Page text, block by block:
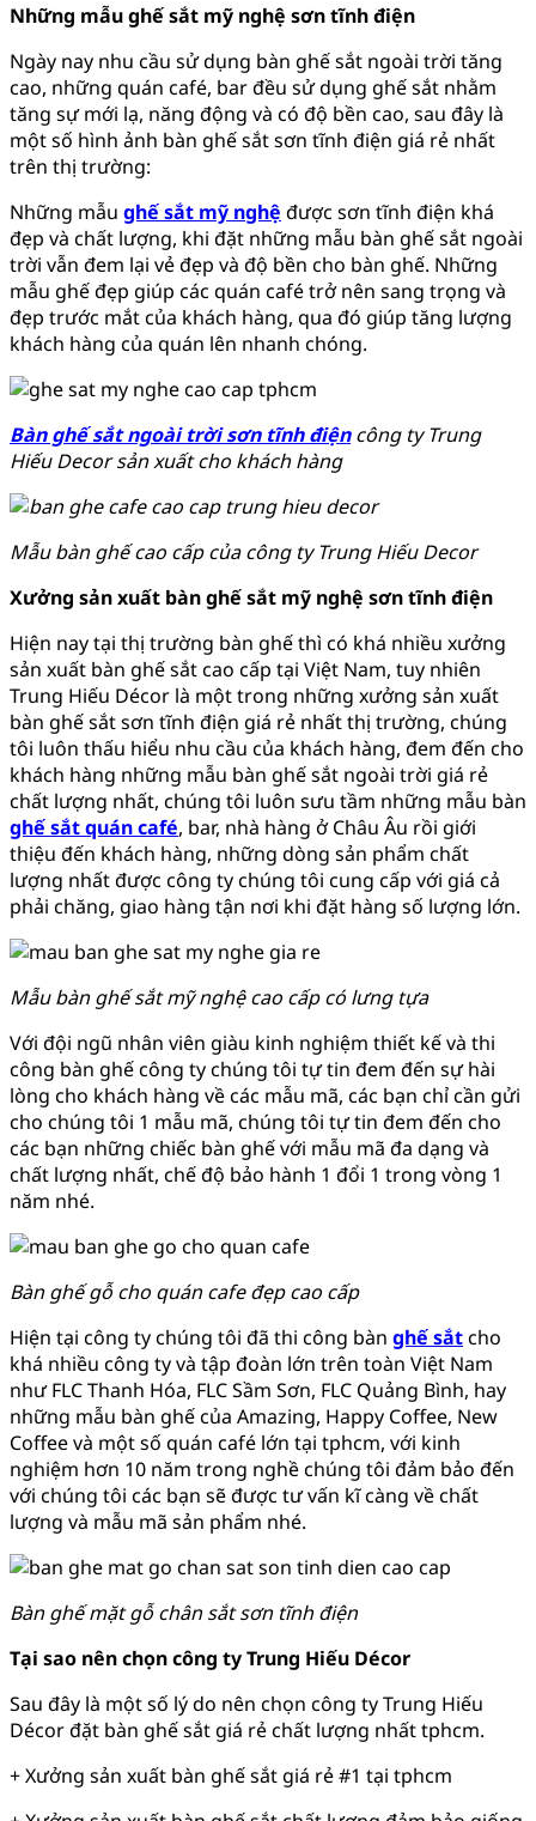
Những mẫu ghế sắt mỹ nghệ sơn tĩnh điện
Ngày nay nhu cầu sử dụng bàn ghế sắt ngoài trời tăng
cao, những quán café, bar đều sử dụng ghế sắt nhằm
tăng sự mới lạ, năng động và có độ bền cao, sau đây là
một số hình ảnh bàn ghế sắt sơn tĩnh điện giá rẻ nhất
trên thị trường:
Những mẫu ghế sắt mỹ nghệ được sơn tĩnh điện khá
đẹp và chất lượng, khi đặt những mẫu bàn ghế sắt ngoài
trời vẫn đem lại vẻ đẹp và độ bền cho bàn ghế. Những
mẫu ghế đẹp giúp các quán café trở nên sang trọng và
đẹp trước mắt của khách hàng, qua đó giúp tăng lượng
khách hàng của quán lên nhanh chóng.
Bàn ghế sắt ngoài trời sơn tĩnh điệncông ty Trung
Hiếu Decor sản xuất cho khách hàng
Mẫu bàn ghế cao cấp của công ty Trung Hiếu Decor
Xưởng sản xuất bàn ghế sắt mỹ nghệ sơn tĩnh điện
Hiện nay tại thị trường bàn ghế thì có khá nhiều xưởng
sản xuất bàn ghế sắt cao cấp tại Việt Nam, tuy nhiên
Trung Hiếu Décor là một trong những xưởng sản xuất
bàn ghế sắt sơn tĩnh điện giá rẻ nhất thị trường, chúng
tôi luôn thấu hiểu nhu cầu của khách hàng, đem đến cho
khách hàng những mẫu bàn ghế sắt ngoài trời giá rẻ
chất lượng nhất, chúng tôi luôn sưu tầm những mẫu bàn
ghế sắt quán café, bar, nhà hàng ở Châu Âu rồi giới
thiệu đến khách hàng, những dòng sản phẩm chất
lượng nhất được công ty chúng tôi cung cấp với giá cả
phải chăng, giao hàng tận nơi khi đặt hàng số lượng lớn.
Mẫu bàn ghế sắt mỹ nghệ cao cấp có lưng tựa
Với đội ngũ nhân viên giàu kinh nghiệm thiết kế và thi
công bàn ghế công ty chúng tôi tự tin đem đến sự hài
lòng cho khách hàng về các mẫu mã, các bạn chỉ cần gửi
cho chúng tôi 1 mẫu mã, chúng tôi tự tin đem đến cho
các bạn những chiếc bàn ghế với mẫu mã đa dạng và
chất lượng nhất, chế độ bảo hành 1 đổi 1 trong vòng 1
năm nhé.
Bàn ghế gỗ cho quán cafe đẹp cao cấp
Hiện tại công ty chúng tôi đã thi công bàn ghế sắtcho
khá nhiều công ty và tập đoàn lớn trên toàn Việt Nam
như FLC Thanh Hóa, FLC Sầm Sơn, FLC Quảng Bình, hay
những mẫu bàn ghế của Amazing, Happy Coffee, New
Coffee và một số quán café lớn tại tphcm, với kinh
nghiệm hơn 10 năm trong nghề chúng tôi đảm bảo đến
với chúng tôi các bạn sẽ được tư vấn kĩ càng về chất
lượng và mẫu mã sản phẩm nhé.
Bàn ghế mặt gỗ chân sắt sơn tĩnh điện
Tại sao nên chọn công ty Trung Hiếu Décor
Sau đây là một số lý do nên chọn công ty Trung Hiếu
Décor đặt bàn ghế sắt giá rẻ chất lượng nhất tphcm.
+ Xưởng sản xuất bàn ghế sắt giá rẻ #1 tại tphcm